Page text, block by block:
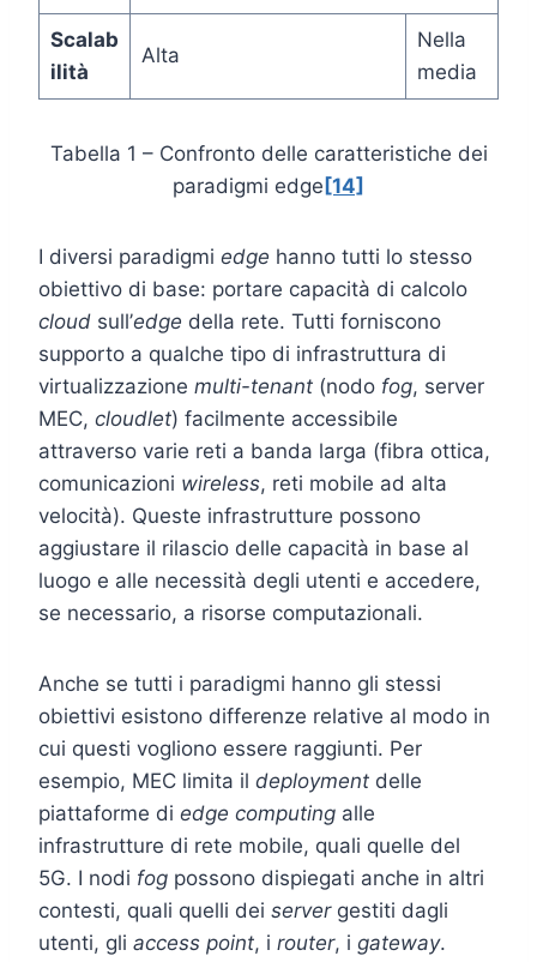
Scalab
ilità
Alta
Nella
media
Tabella 1 – Confronto delle caratteristiche dei
paradigmi edge[14]
I diversi paradigmi edge hanno tutti lo stesso
obiettivo di base: portare capacità di calcolo
cloud sull’edge della rete. Tutti forniscono
supporto a qualche tipo di infrastruttura di
virtualizzazione multi-tenant (nodo fog, server
MEC, cloudlet) facilmente accessibile
attraverso varie reti a banda larga (fibra ottica,
comunicazioni wireless, reti mobile ad alta
velocità). Queste infrastrutture possono
aggiustare il rilascio delle capacità in base al
luogo e alle necessità degli utenti e accedere,
se necessario, a risorse computazionali.
Anche se tutti i paradigmi hanno gli stessi
obiettivi esistono differenze relative al modo in
cui questi vogliono essere raggiunti. Per
esempio, MEC limita il deployment delle
piattaforme di edge computing alle
infrastrutture di rete mobile, quali quelle del
5G. I nodi fog possono dispiegati anche in altri
contesti, quali quelli dei servergestiti dagli
utenti, gli access point, i router, i gateway.